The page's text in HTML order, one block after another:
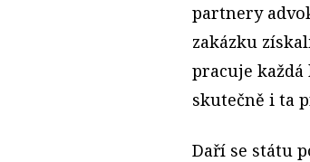
partnery
zakázku
pracuje
skutečně i ta
Daří se státu